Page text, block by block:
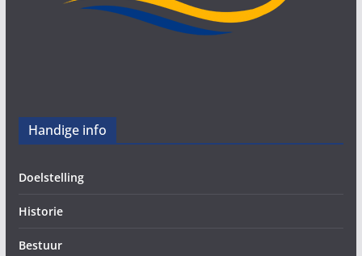
Handige info
Doelstelling
Historie
Bestuur